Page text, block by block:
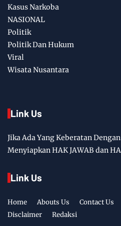
Kasus Narkoba
NASIONAL
Politik
Politik Dan Hukum
Viral
Wisata Nusantara
Link Us
Jika Ada Yang Keberatan
Menyiapkan HAK JAWAB dan
Link Us
Home Abouts Us Contact Us
Disclaimer
Redaksi